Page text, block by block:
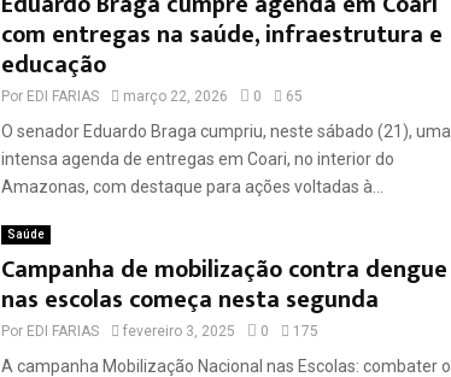
com entregas na saúde, infraestrutura e
educação
Por EDI FARIAS março 22, 2026 0 65
O senador Eduardo Braga cumpriu, neste sábado (21), uma
intensa agenda de entregas em Coari, no interior do
Amazonas, com destaque para ações voltadas à...
Saúde
Campanha de mobilização contra dengue
nas escolas começa nesta segunda
Por EDI FARIAS fevereiro 3, 2025 0 175
A campanha Mobilização Nacional nas Escolas: combater o